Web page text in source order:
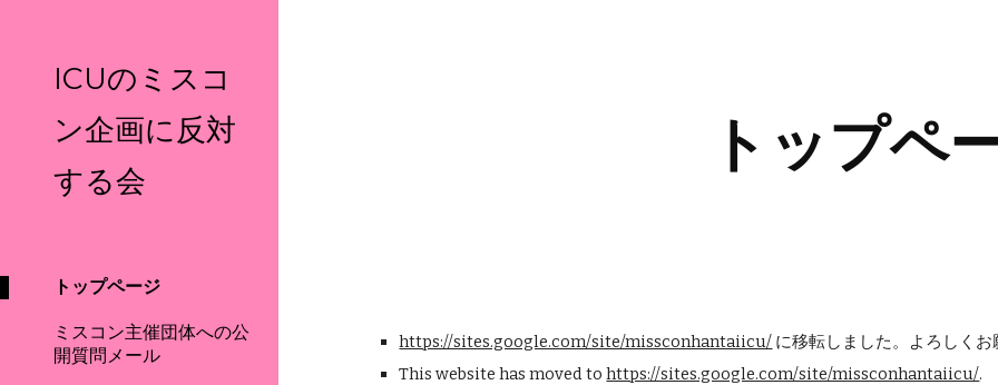
ICUのミスコ
ン企画に反対
する会
トップページ
ミスコン主催団体への公
開質問メール
トップペ
https://sites.google.com/site/missconhantaiicu/ に移転しました。よろしくお
This website has moved to https://sites.google.com/site/missconhantaiicu/.